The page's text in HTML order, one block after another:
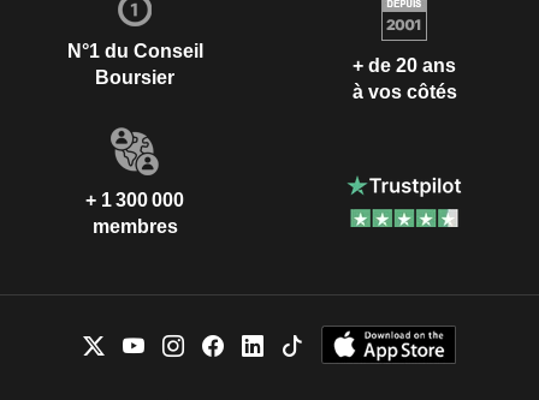
N°1 du Conseil
Boursier
+ de 20 ans
à vos côtés
+ 1 300 000
membres